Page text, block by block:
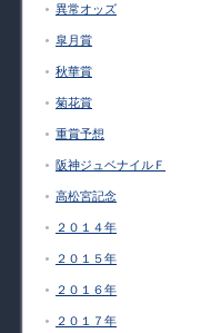
異常オッズ
皐月賞
秋華賞
菊花賞
重賞予想
阪神ジュベナイルＦ
高松宮記念
２０１４年
２０１５年
２０１６年
２０１７年